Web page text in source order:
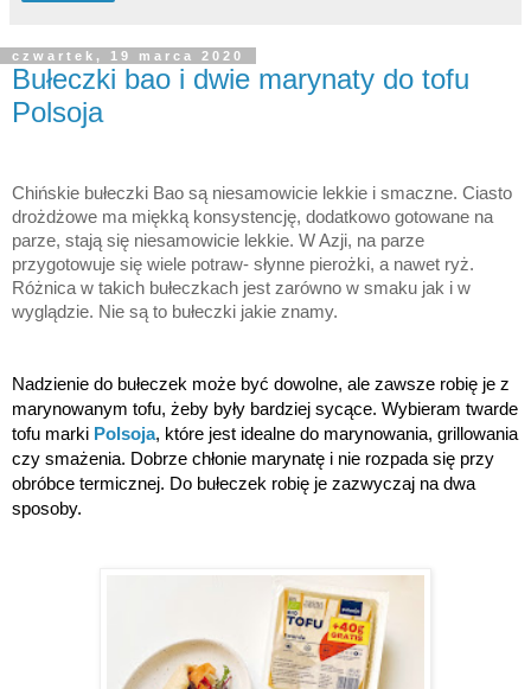
czwartek, 19 marca 2020
Bułeczki bao i dwie marynaty do tofu
Polsoja
Chińskie bułeczki Bao są niesamowicie lekkie i smaczne. Ciasto
drożdżowe ma miękką konsystencję, dodatkowo gotowane na
parze, stają się niesamowicie lekkie. W Azji, na parze
przygotowuje się wiele potraw- słynne pierożki, a nawet ryż.
Różnica w takich bułeczkach jest zarówno w smaku jak i w
wyglądzie. Nie są to bułeczki jakie znamy.
Nadzienie do bułeczek może być dowolne, ale zawsze robię je z
marynowanym tofu, żeby były bardziej sycące. Wybieram twarde
tofu marki Polsoja, które jest idealne do marynowania, grillowania
czy smażenia. Dobrze chłonie marynatę i nie rozpada się przy
obróbce termicznej. Do bułeczek robię je zazwyczaj na dwa
sposoby.